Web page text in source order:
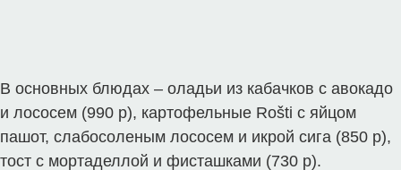
В основных блюдах – оладьи из кабачков с авокадо
и лососем (990 р), картофельные Rošti с яйцом
пашот, слабосоленым лососем и икрой сига (850 р),
тост с мортаделлой и фисташками (730 р).